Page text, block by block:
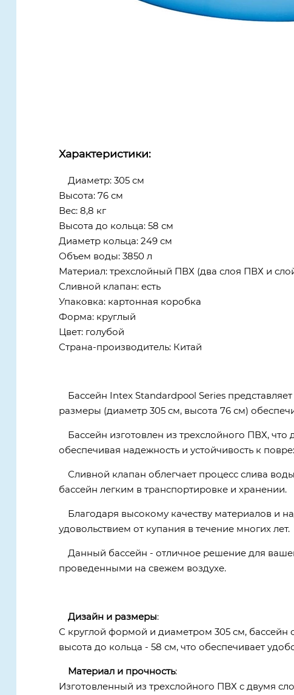
Характеристики:
Диаметр: 305 см
Высота: 76 см
Вес: 8,8 кг
Высота до кольца: 58 см
Диаметр кольца: 249 см
Объем воды: 3850 л
Материал: трехслойный ПВХ (два слоя ПВХ и
Сливной клапан: есть
Упаковка: картонная коробка
Форма: круглый
Цвет: голубой
Страна-производитель: Китай
Бассейн Intex Standardpool Series
размеры (диаметр 305 см, высота 76 см)
Бассейн изготовлен из трехслойного ПВХ,
обеспечивая надежность и устойчивость к
Сливной клапан облегчает процесс слива
бассейн легким в транспортировке и хранении.
Благодаря высокому качеству материалов и
удовольствием от купания в течение многих лет.
Данный бассейн - отличное решение для
проведенными на свежем воздухе.
Дизайн и размеры:
С круглой формой и диаметром 305 см, бассейн
высота до кольца - 58 см, что обеспечивает
Материал и прочность:
Изготовленный из трехслойного ПВХ с двумя